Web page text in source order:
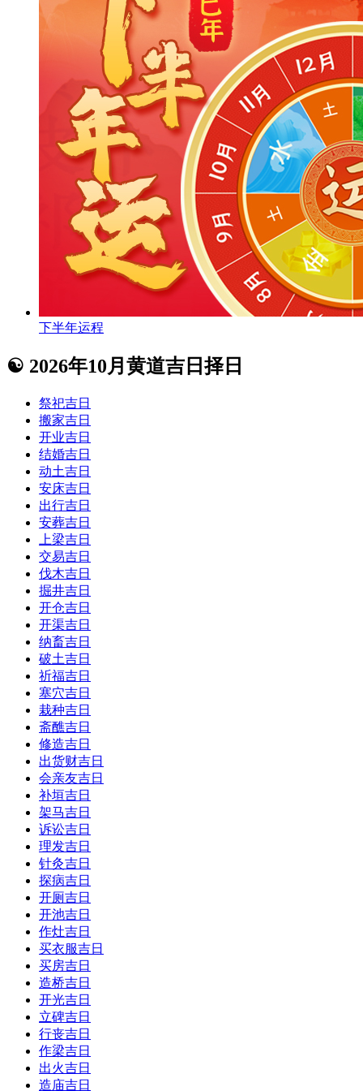
下半年运程
☯ 2026年10月黄道吉日择日
祭祀吉日
搬家吉日
开业吉日
结婚吉日
动土吉日
安床吉日
出行吉日
安葬吉日
上梁吉日
交易吉日
伐木吉日
掘井吉日
开仓吉日
开渠吉日
纳畜吉日
破土吉日
祈福吉日
塞穴吉日
栽种吉日
斋醮吉日
修造吉日
出货财吉日
会亲友吉日
补垣吉日
架马吉日
诉讼吉日
理发吉日
针灸吉日
探病吉日
开厕吉日
开池吉日
作灶吉日
买衣服吉日
买房吉日
造桥吉日
开光吉日
立碑吉日
行丧吉日
作梁吉日
出火吉日
造庙吉日